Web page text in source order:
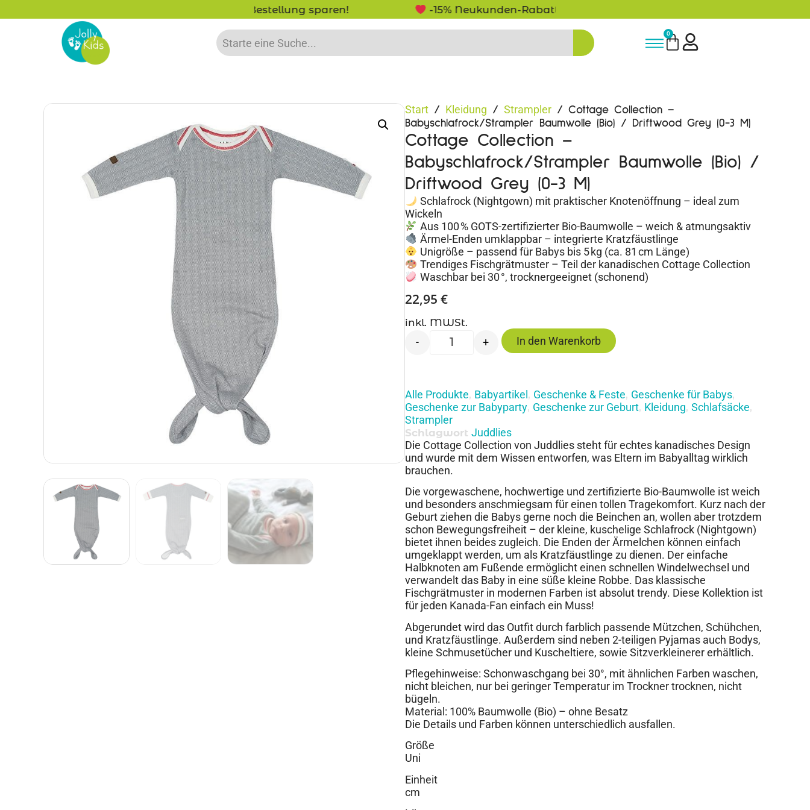
-15% Neukunden-Rabatt - NEUKUNDE15
0
Start / Kleidung / Strampler / Cottage Collection –
Babyschlafrock/Strampler Baumwolle (Bio) / Driftwood Grey (0-3 M)
Cottage Collection –
Babyschlafrock/Strampler Baumwolle (Bio) /
Driftwood Grey (0-3 M)
Schlafrock (Nightgown) mit praktischer Knotenöffnung – ideal zum
Wickeln
Aus 100 % GOTS-zertifizierter Bio-Baumwolle – weich & atmungsaktiv
Ärmel-Enden umklappbar – integrierte Kratzfäustlinge
Unigröße – passend für Babys bis 5 kg (ca. 81 cm Länge)
Trendiges Fischgrätmuster – Teil der kanadischen Cottage Collection
Waschbar bei 30 °, trocknergeeignet (schonend)
22,95 €
inkl. MWSt.
- + In den Warenkorb
Alle Produkte, Babyartikel, Geschenke & Feste, Geschenke für Babys,
Geschenke zur Babyparty, Geschenke zur Geburt, Kleidung, Schlafsäcke,
Strampler
Schlagwort Juddlies
Die Cottage Collection von Juddlies steht für echtes kanadisches Design
und wurde mit dem Wissen entworfen, was Eltern im Babyalltag wirklich
brauchen.
Die vorgewaschene, hochwertige und zertifizierte Bio-Baumwolle ist weich
und besonders anschmiegsam für einen tollen Tragekomfort. Kurz nach der
Geburt ziehen die Babys gerne noch die Beinchen an, wollen aber trotzdem
schon Bewegungsfreiheit – der kleine, kuschelige Schlafrock (Nightgown)
bietet ihnen beides zugleich. Die Enden der Ärmelchen können einfach
umgeklappt werden, um als Kratzfäustlinge zu dienen. Der einfache
Halbknoten am Fußende ermöglicht einen schnellen Windelwechsel und
verwandelt das Baby in eine süße kleine Robbe. Das klassische
Fischgrätmuster in modernen Farben ist absolut trendy. Diese Kollektion ist
für jeden Kanada-Fan einfach ein Muss!
Abgerundet wird das Outfit durch farblich passende Mützchen, Schühchen,
und Kratzfäustlinge. Außerdem sind neben 2-teiligen Pyjamas auch Bodys,
kleine Schmusetücher und Kuscheltiere, sowie Sitzverkleinerer erhältlich.
Pflegehinweise: Schonwaschgang bei 30°, mit ähnlichen Farben waschen,
nicht bleichen, nur bei geringer Temperatur im Trockner trocknen, nicht
bügeln.
Material: 100% Baumwolle (Bio) – ohne Besatz
Die Details und Farben können unterschiedlich ausfallen.
Größe
Uni
Einheit
cm